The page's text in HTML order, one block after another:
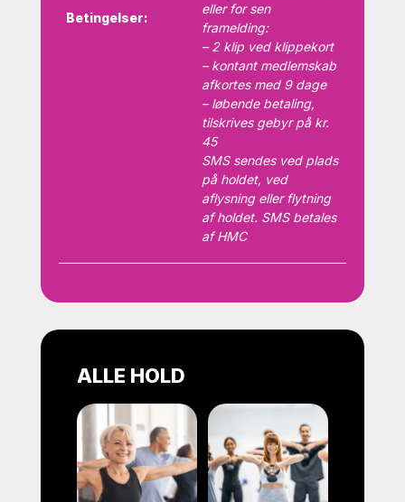
Betingelser:
eller for sen
framelding:
– 2 klip ved klippekort
– kontant medlemskab
afkortes med 9 dage
– løbende betaling,
tilskrives gebyr på kr.
45
SMS sendes ved plads
på holdet, ved
aflysning eller flytning
af holdet. SMS betales
af HMC
ALLE HOLD